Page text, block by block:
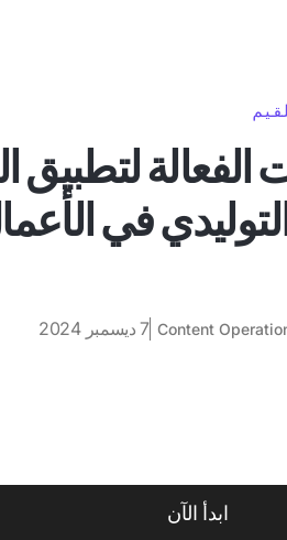
الفعالة لتطبيق
في
Content 7 ديسمبر 2024
ابدأ الآن